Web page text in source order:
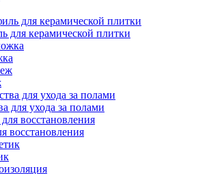
для керамической плитки
для ухода за полами
восстановления